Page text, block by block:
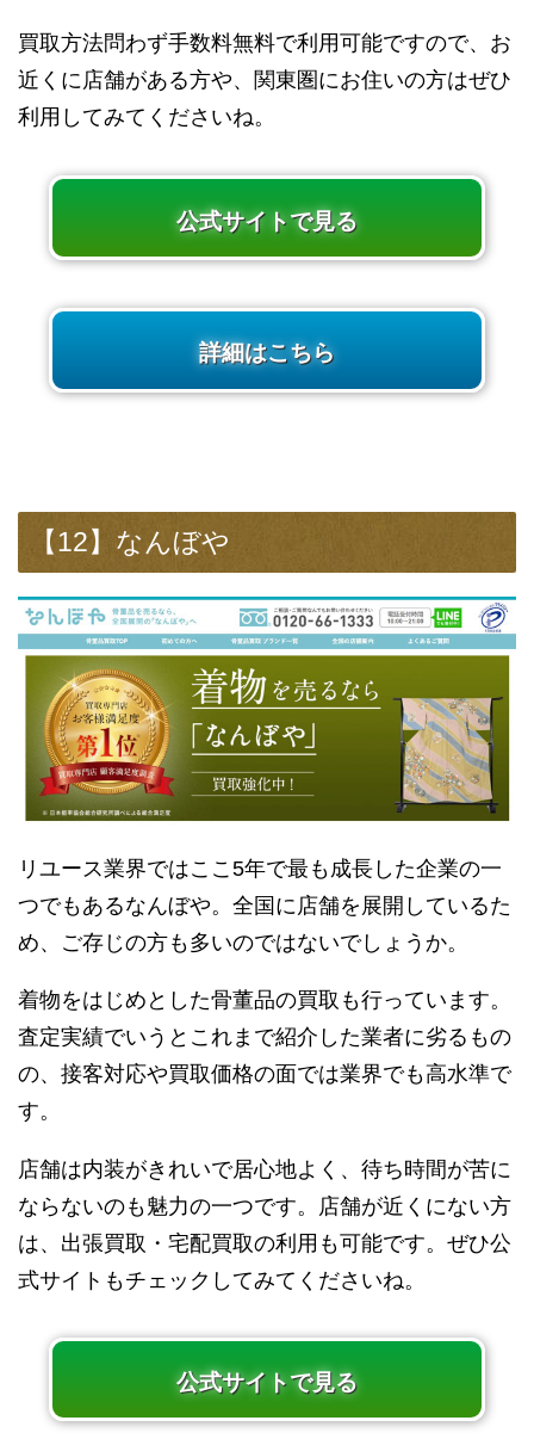
買取方法問わず手数料無料で利用可能ですので、お
近くに店舗がある方や、関東圏にお住いの方はぜひ
利用してみてくださいね。
公式サイトで見る
詳細はこちら
【12】なんぼや
リユース業界ではここ5年で最も成長した企業の一
つでもあるなんぼや。全国に店舗を展開しているた
め、ご存じの方も多いのではないでしょうか。
着物をはじめとした骨董品の買取も行っています。
査定実績でいうとこれまで紹介した業者に劣るもの
の、接客対応や買取価格の面では業界でも高水準で
す。
店舗は内装がきれいで居心地よく、待ち時間が苦に
ならないのも魅力の一つです。店舗が近くにない方
は、出張買取・宅配買取の利用も可能です。ぜひ公
式サイトもチェックしてみてくださいね。
公式サイトで見る